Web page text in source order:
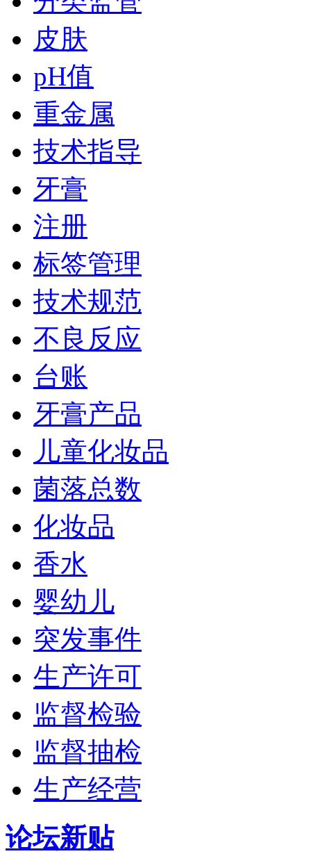
皮肤
pH值
重金属
技术指导
牙膏
注册
标签管理
技术规范
不良反应
台账
牙膏产品
儿童化妆品
菌落总数
化妆品
香水
婴幼儿
突发事件
生产许可
监督检验
监督抽检
生产经营
论坛新贴